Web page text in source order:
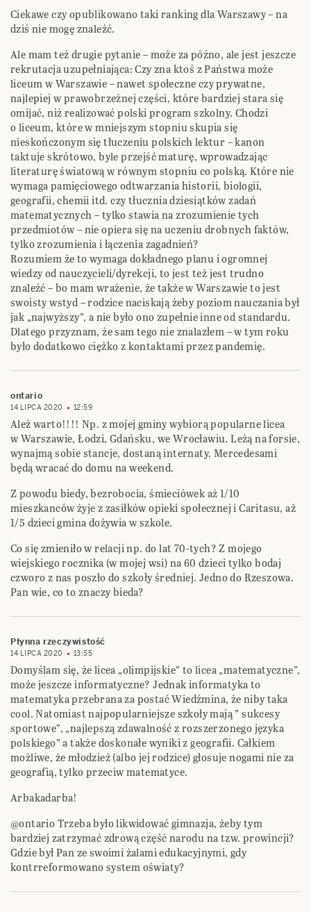
Ciekawe czy opublikowano taki ranking dla Warszawy – na
dziś nie mogę znaleźć.
Ale mam też drugie pytanie – może za późno, ale jest jeszcze
rekrutacja uzupełniająca: Czy zna ktoś z Państwa może
liceum w Warszawie – nawet społeczne czy prywatne,
najlepiej w prawobrzeżnej części, które bardziej stara się
omijać, niż realizować polski program szkolny. Chodzi
o liceum, które w mniejszym stopniu skupia się
nieskończonym się tłuczeniu polskich lektur – kanon
taktuje skrótowo, byle przejść maturę, wprowadzając
literaturę światową w równym stopniu co polską. Które nie
wymaga pamięciowego odtwarzania historii, biologii,
geografii, chemii itd. czy tłucznia dziesiątków zadań
matematycznych – tylko stawia na zrozumienie tych
przedmiotów – nie opiera się na uczeniu drobnych faktów,
tylko zrozumienia i łączenia zagadnień?
Rozumiem że to wymaga dokładnego planu i ogromnej
wiedzy od nauczycieli/dyrekcji, to jest też jest trudno
znaleźć – bo mam wrażenie, że także w Warszawie to jest
swoisty wstyd – rodzice naciskają żeby poziom nauczania był
jak „najwyższy”, a nie było ono zupełnie inne od standardu.
Dlatego przyznam, że sam tego nie znalazłem – w tym roku
było dodatkowo ciężko z kontaktami przez pandemię.
ontario
14 LIPCA 2020 12:59
Ależ warto!!!! Np. z mojej gminy wybiorą popularne licea
w Warszawie, Łodzi, Gdańsku, we Wrocławiu. Leżą na forsie,
wynajmą sobie stancje, dostaną internaty. Mercedesami
będą wracać do domu na weekend.
Z powodu biedy, bezrobocia, śmieciówek aż 1/10
mieszkanców żyje z zasiłków opieki społecznej i Caritasu, aż
1/5 dzieci gmina dożywia w szkole.
Co się zmieniło w relacji np. do lat 70-tych? Z mojego
wiejskiego rocznika (w mojej wsi) na 60 dzieci tylko bodaj
czworo z nas poszło do szkoły średniej. Jedno do Rzeszowa.
Pan wie, co to znaczy bieda?
Płynna rzeczywistość
14 LIPCA 2020 13:55
Domyślam się, że licea „olimpijskie” to licea „matematyczne”,
może jeszcze informatyczne? Jednak informatyka to
matematyka przebrana za postać Wiedźmina, że niby taka
cool. Natomiast najpopularniejsze szkoły mają ” sukcesy
sportowe”, „najlepszą zdawalność z rozszerzonego języka
polskiego” a także doskonałe wyniki z geografii. Całkiem
możliwe, że młodzież (albo jej rodzice) głosuje nogami nie za
geografią, tylko przeciw matematyce.
Arbakadarba!
@ontario Trzeba było likwidować gimnazja, żeby tym
bardziej zatrzymać zdrową część narodu na tzw. prowincji?
Gdzie był Pan ze swoimi żalami edukacyjnymi, gdy
kontrreformowano system oświaty?